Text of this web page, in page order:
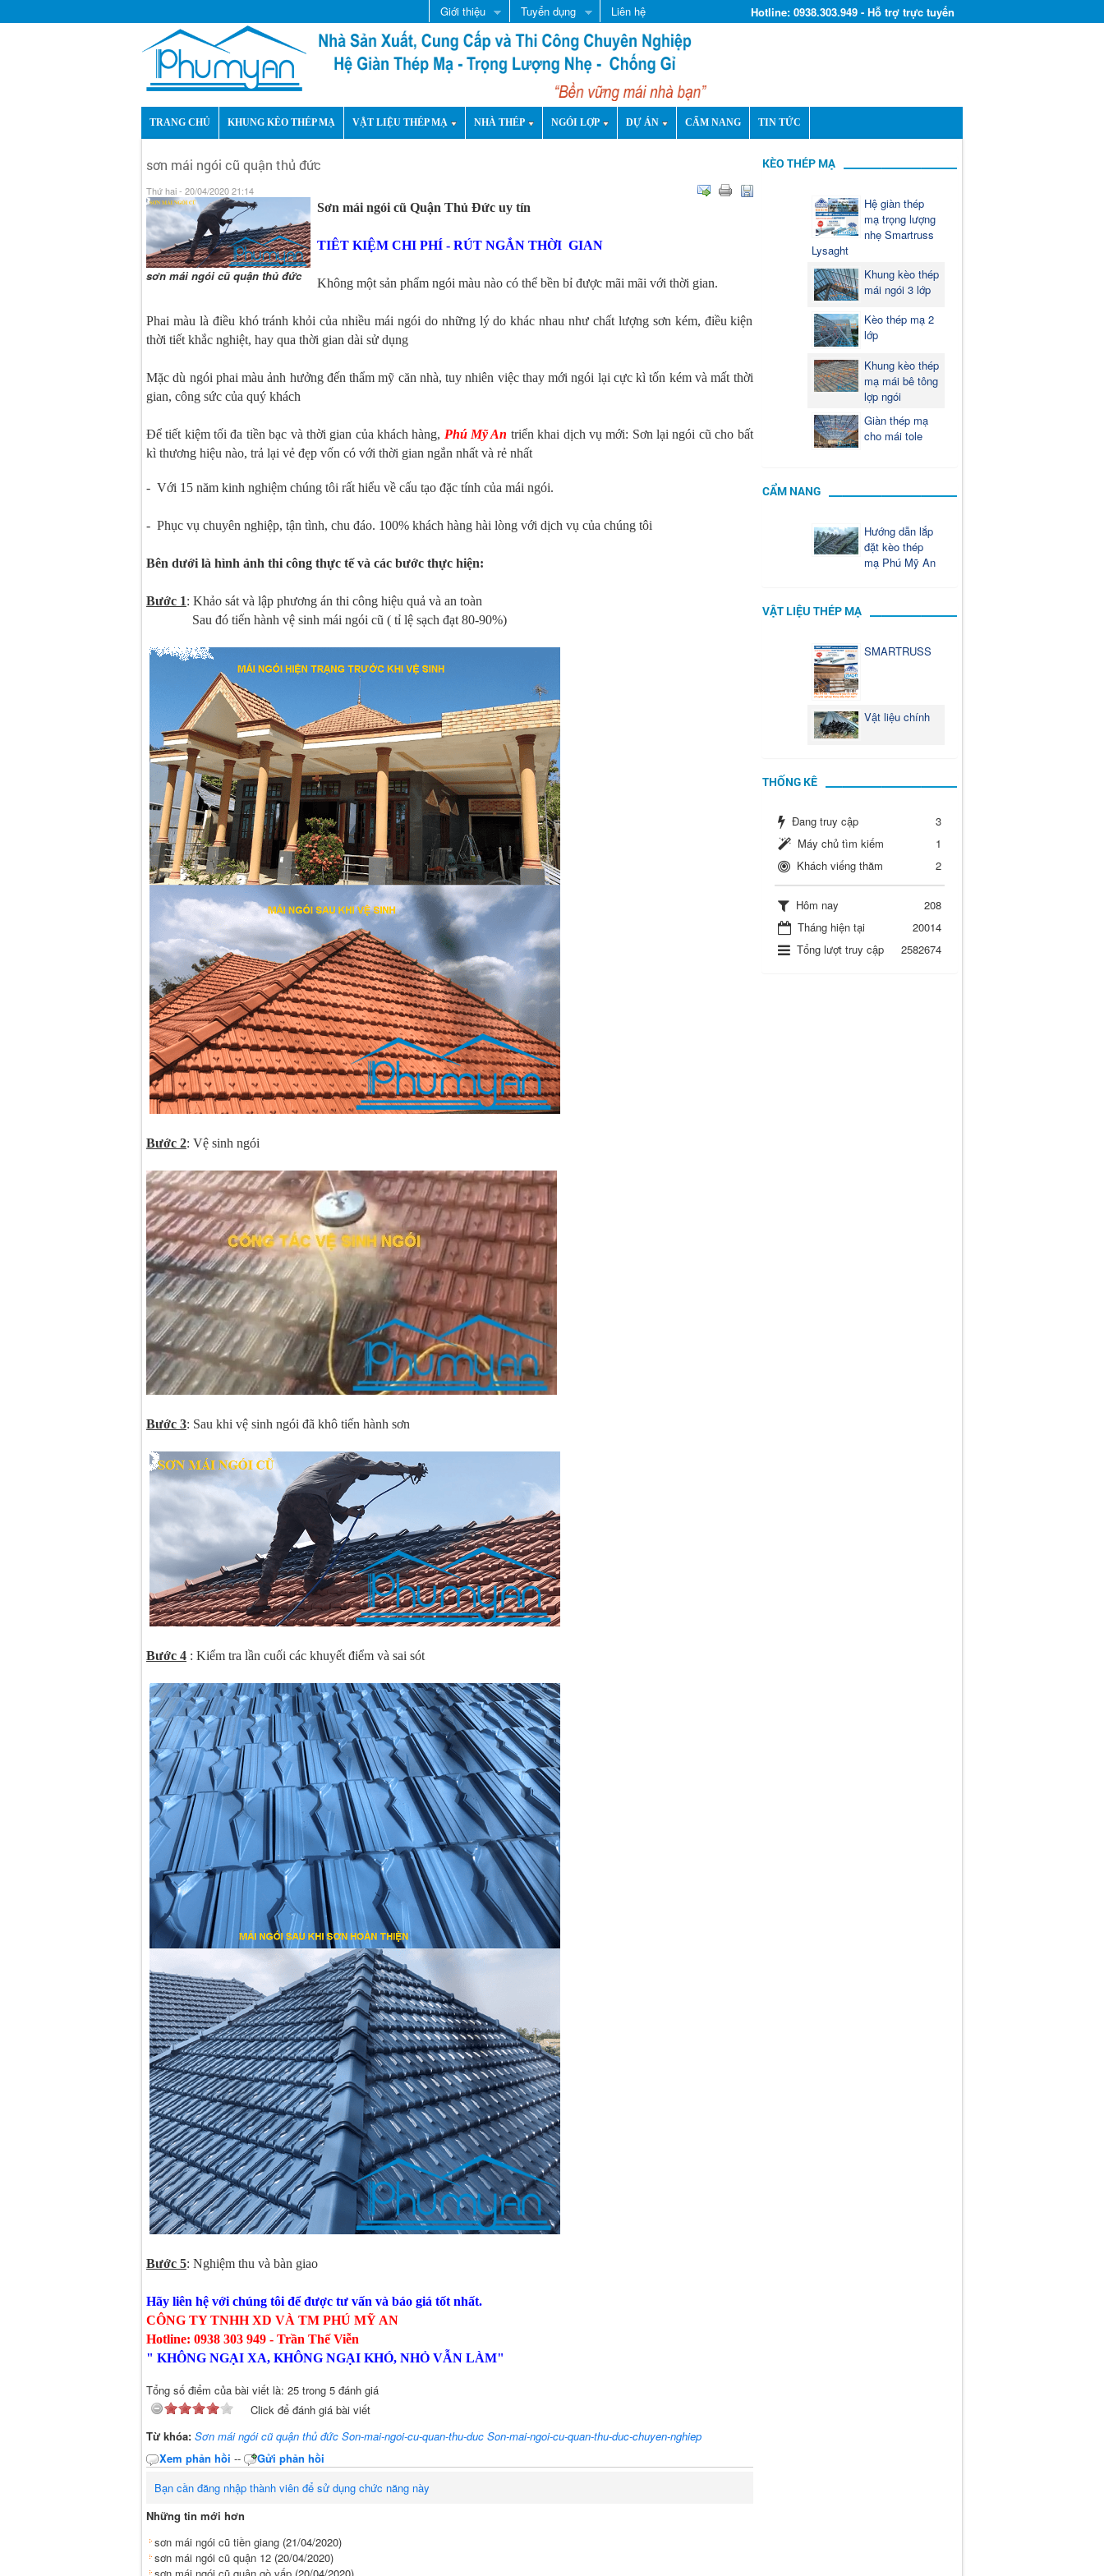
Giới thiệu Tuyển dụng Liên hệ Hotline: 0938.303.949 - Hỗ trợ trực tuyến
TRANG CHỦ KHUNG KÈO THÉP MẠ VẬT LIỆU THÉP MẠ NHÀ THÉP NGÓI LỢP DỰ ÁN CẨM NANG TIN TỨC
sơn mái ngói cũ quận thủ đức
Thứ hai - 20/04/2020 21:14
sơn mái ngói cũ quận thủ đức
Sơn mái ngói cũ Quận Thủ Đức uy tín
TIÊT KIỆM CHI PHÍ - RÚT NGẮN THỜI GIAN
Không một sản phẩm ngói màu nào có thể bền bỉ được mãi mãi với thời gian.
Phai màu là điều khó tránh khỏi của nhiều mái ngói do những lý do khác nhau như chất lượng sơn kém, điều kiện
thời tiết khắc nghiệt, hay qua thời gian dài sử dụng
Mặc dù ngói phai màu ảnh hưởng đến thẩm mỹ căn nhà, tuy nhiên việc thay mới ngói lại cực kì tốn kém và mất thời
gian, công sức của quý khách
Để tiết kiệm tối đa tiền bạc và thời gian của khách hàng, Phú Mỹ An triển khai dịch vụ mới: Sơn lại ngói cũ cho bất
kì thương hiệu nào, trả lại vẻ đẹp vốn có với thời gian ngắn nhất và rẻ nhất
- Với 15 năm kinh nghiệm chúng tôi rất hiểu về cấu tạo đặc tính của mái ngói.
- Phục vụ chuyên nghiệp, tận tình, chu đáo. 100% khách hàng hài lòng với dịch vụ của chúng tôi
Bên dưới là hình ảnh thi công thực tế và các bước thực hiện:
Bước 1: Khảo sát và lập phương án thi công hiệu quả và an toàn
Sau đó tiến hành vệ sinh mái ngói cũ ( tỉ lệ sạch đạt 80-90%)
Bước 2: Vệ sinh ngói
Bước 3: Sau khi vệ sinh ngói đã khô tiến hành sơn
Bước 4 : Kiểm tra lần cuối các khuyết điểm và sai sót
Bước 5: Nghiệm thu và bàn giao
Hãy liên hệ với chúng tôi để được tư vấn và báo giá tốt nhất.
CÔNG TY TNHH XD VÀ TM PHÚ MỸ AN
Hotline: 0938 303 949 - Trần Thế Viễn
" KHÔNG NGẠI XA, KHÔNG NGẠI KHÓ, NHỎ VẪN LÀM"
Tổng số điểm của bài viết là: 25 trong 5 đánh giá
Click để đánh giá bài viết
Từ khóa: Sơn mái ngói cũ quận thủ đức Son-mai-ngoi-cu-quan-thu-duc Son-mai-ngoi-cu-quan-thu-duc-chuyen-nghiep
Xem phản hồi --
Gửi phản hồi
Bạn cần đăng nhập thành viên để sử dụng chức năng này
Những tin mới hơn
sơn mái ngói cũ tiền giang (21/04/2020)
sơn mái ngói cũ quận 12 (20/04/2020)
sơn mái ngói cũ quận gò vấp (20/04/2020)
KÈO THÉP MẠ
Hệ giàn thép
mạ trọng lượng
nhẹ Smartruss
Lysaght
Khung kèo thép
mái ngói 3 lớp
Kèo thép mạ 2
lớp
Khung kèo thép
mạ mái bê tông
lợp ngói
Giàn thép mạ
cho mái tole
CẨM NANG
Hướng dẫn lắp
đặt kèo thép
mạ Phú Mỹ An
VẬT LIỆU THÉP MẠ
SMARTRUSS
Vật liệu chính
THỐNG KÊ
Đang truy cập
3
Máy chủ tìm kiếm
1
Khách viếng thăm
2
Hôm nay
208
Tháng hiện tại
20014
Tổng lượt truy cập
2582674